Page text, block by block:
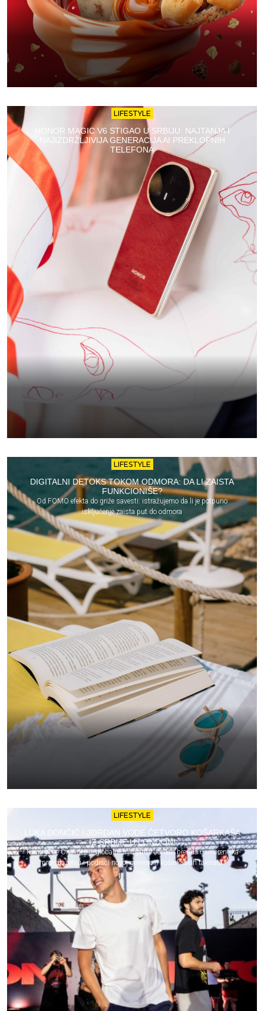
LIFESTYLE
HONOR MAGIC V6 STIGAO U SRBIJU: NAJTANJA I
NAJIZDRŽLJIVIJA GENERACIJA AI PREKLOPNIH
TELEFONA
LIFESTYLE
DIGITALNI DETOKS TOKOM ODMORA: DA LI ZAISTA
FUNKCIONIŠE?
Od FOMO efekta do griže savesti: istražujemo da li je potpuno
isključenje zaista put do odmora
LIFESTYLE
LUKA DONČIĆ I JORDAN VODE ČETVORO KOŠARKAŠA
IZ SRBIJE U LONDON!
Turnir „The One“ deo je globalne inicijative Jordan brenda usmerene ka
pronalaženju i podršci novoj generaciji košarkaških talenata